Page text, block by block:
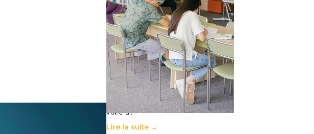
Supérieur privé : une dérive
qui met à mal la promesse
républicaine
11 juillet 2026- National
Le projet de loi sur la régulation de
l’enseignement supérieur privé met
en lumière l’amplification d’un
système qui relègue l’acte
pédagogique au superfétatoire,
voire à…
Lire la suite →